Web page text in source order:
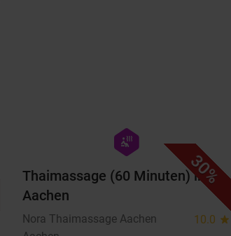
30%
hexagon
wellness
Thaimassage (60 Minuten) in
Aachen
Nora Thaimassage Aachen 10.0 star